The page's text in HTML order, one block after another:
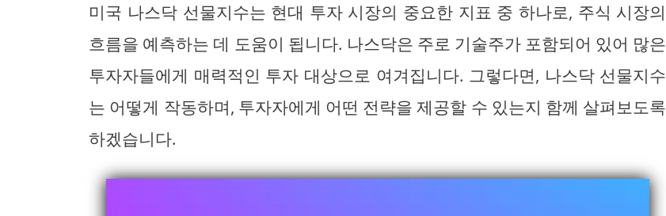
미국 나스닥 선물지수는 현대 투자 시장의 중요한 지표 중 하나로, 주식 시장의
흐름을 예측하는 데 도움이 됩니다. 나스닥은 주로 기술주가 포함되어 있어 많은
투자자들에게 매력적인 투자 대상으로 여겨집니다. 그렇다면, 나스닥 선물지수
는 어떻게 작동하며, 투자자에게 어떤 전략을 제공할 수 있는지 함께 살펴보도록
하겠습니다.